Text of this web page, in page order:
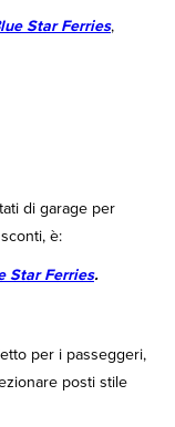
Star Ferries,
di garage per
è:
Star Ferries.
per i passeggeri,
posti stile